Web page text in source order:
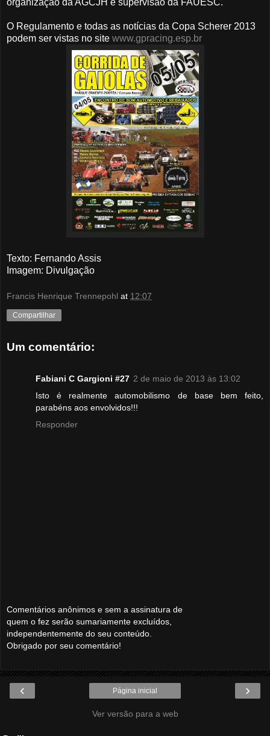
O Regulamento e todas as notícias da Copa Scherer 2013
podem ser vistas no site www.gpracing.esp.br
Texto: Fernando Assis
Imagem: Divulgação
Francis Henrique Trennepohl at 12:07
Compartilhar
Um comentário:
Fabiani C Gargioni #27 2 de maio de 2013 às 13:02
Isto é realmente automobilismo de base bem feito,
parabéns aos envolvidos!!!
Responder
Comentários anônimos e sem a assinatura de
quem o fez serão sumariamente excluídos,
independentemente do seu conteúdo.
Obrigado por seu comentário!
‹ ›
Página inicial
Ver versão para a web